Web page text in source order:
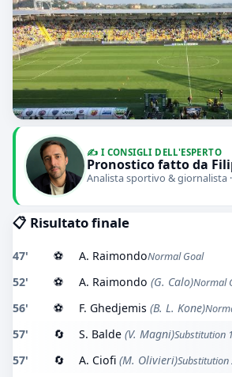
✍️ I CONSIGLI DELL'ESPERTO
Pronostico fatto da
Analista sportivo & giornalista
📋 Risultato finale
47' ⚽ A. RaimondoNormal Goal
52' ⚽ A. Raimondo (G. Calo)Normal
56' ⚽ F. Ghedjemis (B. L. Kone)
57' 🔄 S. Balde (V. Magni)Substitution 1
57' 🔄 A. Ciofi (M. Olivieri)Substitution